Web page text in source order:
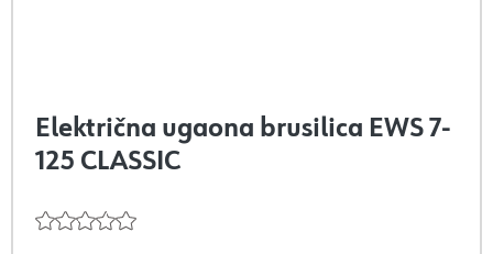
Električna ugaona brusilica EWS 7-
125 CLASSIC